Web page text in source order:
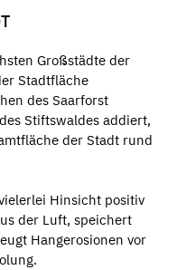
Großstädte der
Stadtfläche
des Saarforst
Stiftswaldes addiert,
der Stadt rund
Hinsicht positiv
der Luft, speichert
Hangerosionen vor